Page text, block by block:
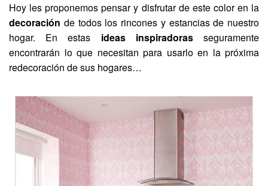
Hoy les proponemos pensar y disfrutar de este color en la
decoración de todos los rincones y estancias de nuestro
hogar. En estas ideas inspiradorasseguramente
encontrarán lo que necesitan para usarlo en la próxima
redecoración de sus hogares…